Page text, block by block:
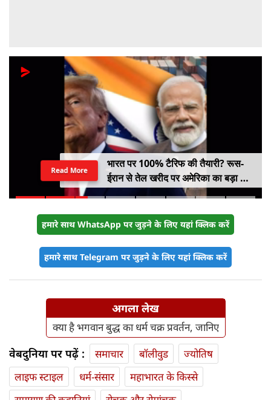
भारत पर 100% टैरिफ की तैयारी? रूस-
ईरान से तेल खरीद पर अमेरिका का बड़ा वार,
सीनेट में बिल पास
Read More
हमारे साथ WhatsApp पर जुड़ने के लिए यहां क्लिक करें
हमारे साथ Telegram पर जुड़ने के लिए यहां क्लिक करें
अगला लेख
क्या है भगवान बुद्ध का धर्म चक्र प्रवर्तन, जानिए
वेबदुनिया पर पढ़ें : समाचार बॉलीवुड
ज्योतिष
लाइफ स्‍टाइल
धर्म-संसार
महाभारत के किस्से